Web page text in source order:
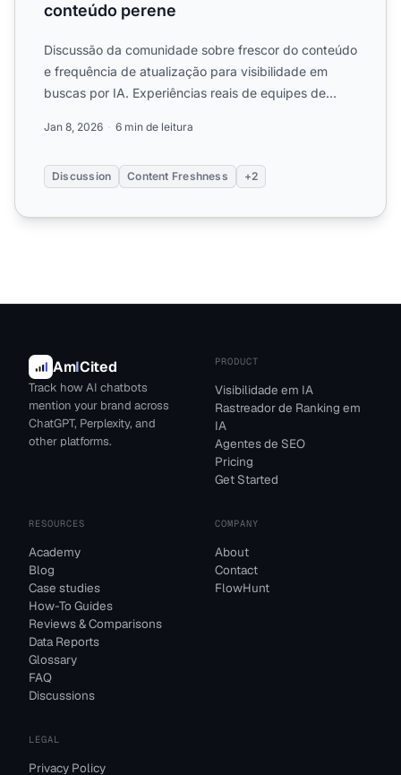
conteúdo perene
Discussão da comunidade sobre frescor do conteúdo
e frequência de atualização para visibilidade em
buscas por IA. Experiências reais de equipes de
Jan 8, 2026 6 min de leitura
Discussion Content Freshness +2
AmICited
Track how AI chatbots
mention your brand across
ChatGPT, Perplexity, and
other platforms.
PRODUCT
Visibilidade em IA
Rastreador de Ranking em
IA
Agentes de SEO
Pricing
Get Started
RESOURCES
Academy
Blog
Case studies
How-To Guides
Reviews & Comparisons
Data Reports
Glossary
FAQ
Discussions
COMPANY
About
Contact
FlowHunt
LEGAL
Privacy Policy